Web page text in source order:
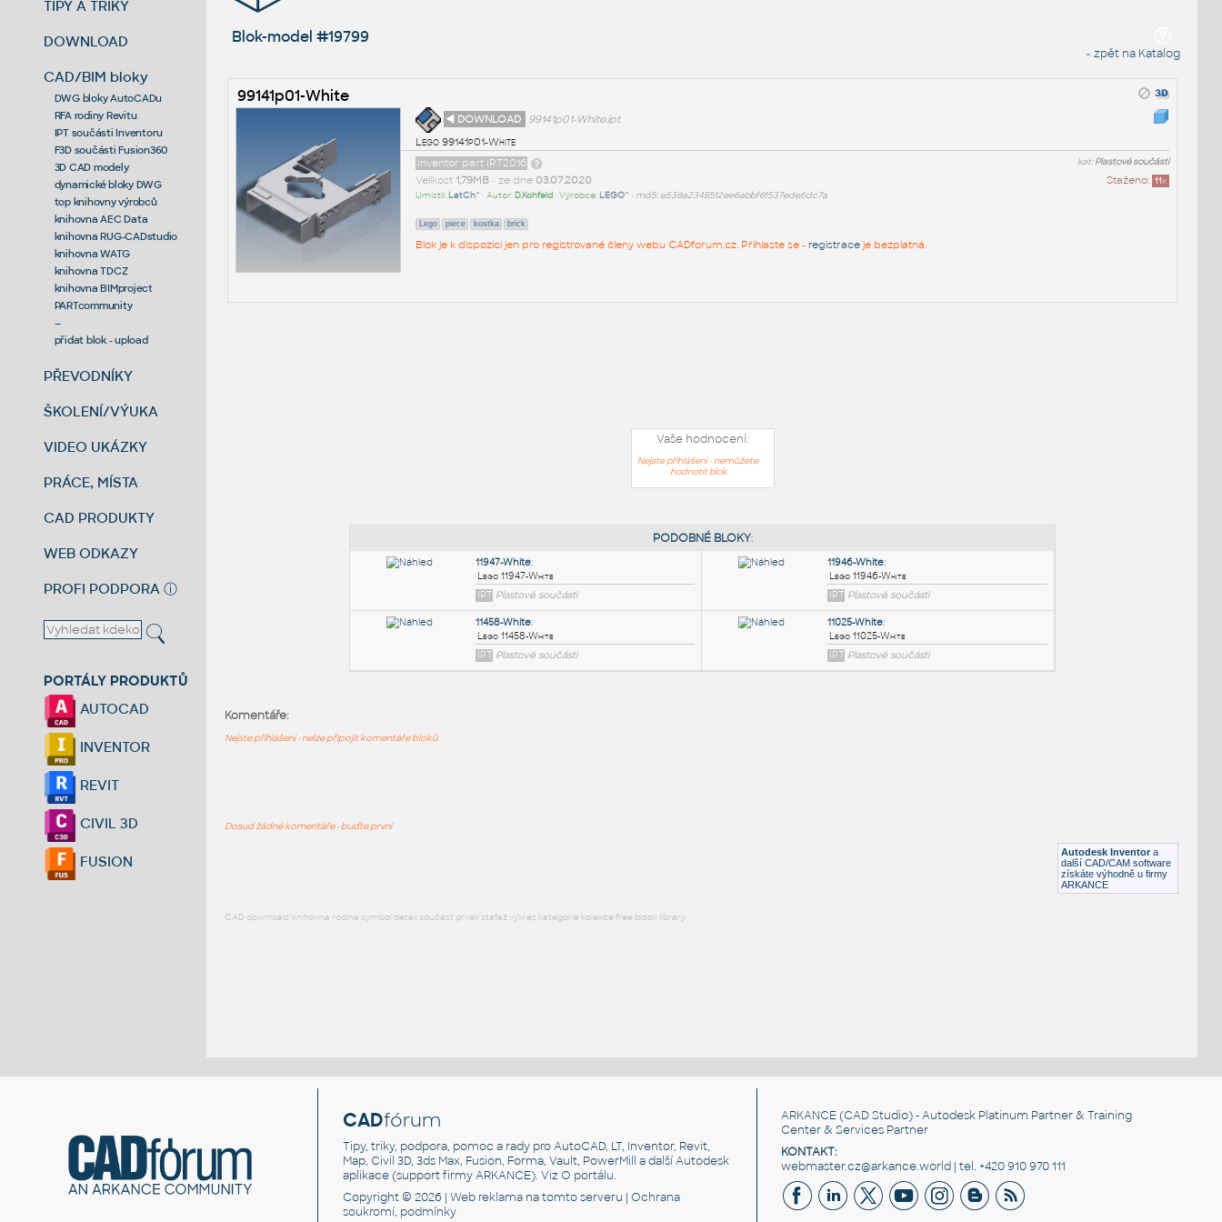
TIPY A TRIKY
DOWNLOAD
CAD/BIM bloky
DWG bloky AutoCADu
RFA rodiny Revitu
IPT součásti Inventoru
F3D součásti Fusion360
3D CAD modely
dynamické bloky DWG
top knihovny výrobců
knihovna AEC Data
knihovna RUG-CADstudio
knihovna WATG
knihovna TDCZ
knihovna BIMproject
PARTcommunity
--
přidat blok - upload
PŘEVODNÍKY
ŠKOLENÍ/VÝUKA
VIDEO UKÁZKY
PRÁCE, MÍSTA
CAD PRODUKTY
WEB ODKAZY
PROFI PODPORA ⓘ
PORTÁLY PRODUKTŮ
AUTOCAD
INVENTOR
REVIT
CIVIL 3D
FUSION
Blok-model #19799
« zpět na Katalog
99141p01-White
◄ DOWNLOAD
99141p01-White.ipt
Lego 99141p01-White
kat:Plastové součásti
Inventor part IPT2016
Staženo: 11x
Velikost 1,79MB• ze dne 03.07.2020
Umístil: LatCh^ • Autor: D.Kohfeld• Výrobce: LEGO^ • md5: e538a2348512ee6abbf61537ede6dc7a
Lego piece kostka brick
Blok je k dispozici jen pro registrované členy webu CADforum.cz. Přihlaste se - registraceje bezplatná.
Vaše hodnocení:
Nejste přihlášeni - nemůžete
hodnotit blok
Plastové součásti
Autodesk Inventor a
další CAD/CAM software
získáte výhodně u firmy
ARKANCE
Komentáře:
Nejste přihlášeni - nelze připojit komentáře bloků
Dosud žádné komentáře - buďte první
CAD download: knihovna rodina symbol detail součást prvek stafáž výkres kategorie kolekce free block library
CADfórum
Tipy, triky, podpora, pomoc a rady pro AutoCAD, LT, Inventor, Revit,
Map, Civil 3D, 3ds Max, Fusion, Forma, Vault, PowerMill a další Autodesk
aplikace (support firmy ARKANCE). VizO portálu.
Copyright © 2026 |Web reklama na tomto serveru |Ochrana
soukromí, podmínky
ARKANCE (CAD Studio) - Autodesk Platinum Partner & Training
Center & Services Partner
KONTAKT:
webmaster.cz@arkance.world | tel. +420 910 970 111